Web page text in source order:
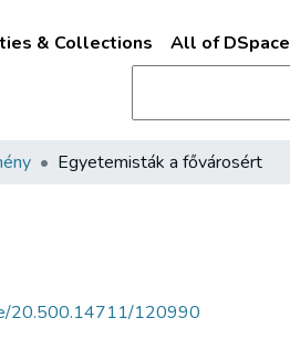
& Collections All of DSpace
Egyetemisták a fővárosért
20.500.14711/120990